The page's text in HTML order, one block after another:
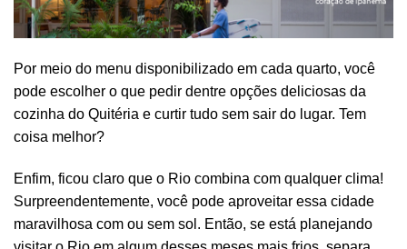
Por meio do menu disponibilizado em cada quarto, você
pode escolher o que pedir dentre opções deliciosas da
cozinha do Quitéria e curtir tudo sem sair do lugar. Tem
coisa melhor?
Enfim, ficou claro que o Rio combina com qualquer clima!
Surpreendentemente, você pode aproveitar essa cidade
maravilhosa com ou sem sol. Então, se está planejando